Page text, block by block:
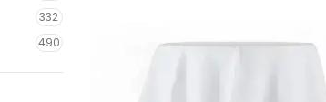
332
490